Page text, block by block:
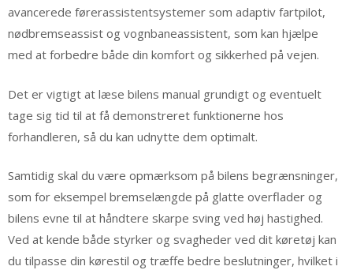
avancerede førerassistentsystemer som adaptiv fartpilot,
nødbremseassist og vognbaneassistent, som kan hjælpe
med at forbedre både din komfort og sikkerhed på vejen.
Det er vigtigt at læse bilens manual grundigt og eventuelt
tage sig tid til at få demonstreret funktionerne hos
forhandleren, så du kan udnytte dem optimalt.
Samtidig skal du være opmærksom på bilens begrænsninger,
som for eksempel bremselængde på glatte overflader og
bilens evne til at håndtere skarpe sving ved høj hastighed.
Ved at kende både styrker og svagheder ved dit køretøj kan
du tilpasse din kørestil og træffe bedre beslutninger, hvilket i